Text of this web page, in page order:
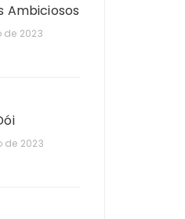
Ambiciosos
de 2023
de 2023